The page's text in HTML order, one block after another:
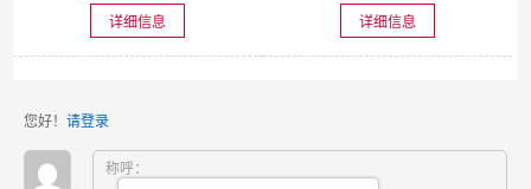
详细信息 详细信息
您好！ 请登录
称呼：